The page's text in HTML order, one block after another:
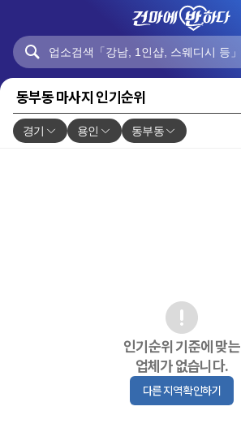
동부동 마사지 인기순위
경기 용인 동부동
인기순위 기준에 맞는
업체가 없습니다.
다른 지역 확인하기